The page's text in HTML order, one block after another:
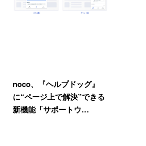
noco、『ヘルプドッグ』
に“ページ上で解決”できる
新機能「サポートウ…